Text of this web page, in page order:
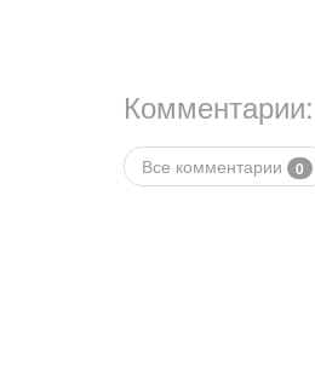
Комментарии:
Все комментарии 0